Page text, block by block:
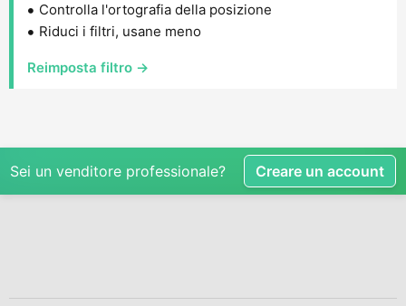
Controlla l'ortografia della posizione
Riduci i filtri, usane meno
Reimposta filtro →
Sei un venditore professionale? Creare un account